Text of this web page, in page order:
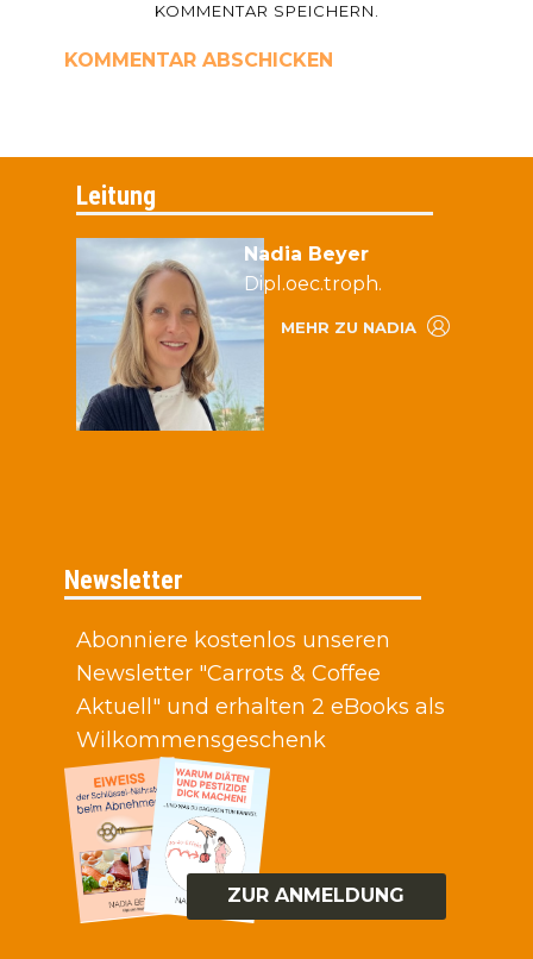
KOMMENTAR SPEICHERN.
KOMMENTAR ABSCHICKEN
Leitung
Nadia Beyer
Dipl.oec.troph.
MEHR ZU NADIA
Newsletter
Abonniere kostenlos unseren
Newsletter "Carrots & Coffee
Aktuell" und erhalten 2 eBooks als
Wilkommensgeschenk
ZUR ANMELDUNG